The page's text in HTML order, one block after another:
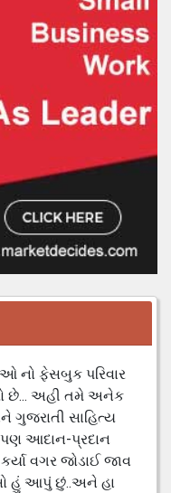
નો ફેસબુક પરિવાર
છે... અહી તમે અનેક
ગુજરાતી સાહિત્ય
પણ આદાન-પ્રદાન
વગર જોડાઈ જાવ
હું આપું છું..અને હા